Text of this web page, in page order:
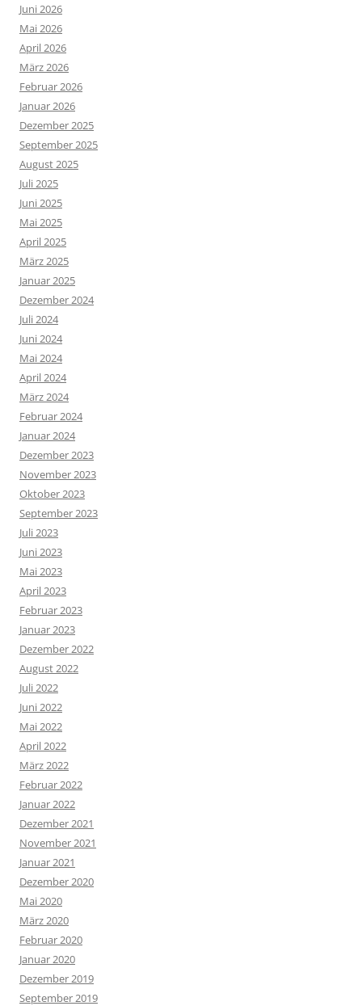
Juni 2026
Mai 2026
April 2026
März 2026
Februar 2026
Januar 2026
Dezember 2025
September 2025
August 2025
Juli 2025
Juni 2025
Mai 2025
April 2025
März 2025
Januar 2025
Dezember 2024
Juli 2024
Juni 2024
Mai 2024
April 2024
März 2024
Februar 2024
Januar 2024
Dezember 2023
November 2023
Oktober 2023
September 2023
Juli 2023
Juni 2023
Mai 2023
April 2023
Februar 2023
Januar 2023
Dezember 2022
August 2022
Juli 2022
Juni 2022
Mai 2022
April 2022
März 2022
Februar 2022
Januar 2022
Dezember 2021
November 2021
Januar 2021
Dezember 2020
Mai 2020
März 2020
Februar 2020
Januar 2020
Dezember 2019
September 2019